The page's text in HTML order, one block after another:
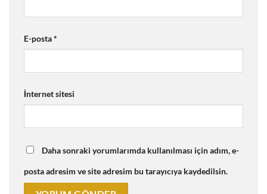
E-posta*
İnternet sitesi
Daha sonraki yorumlarımda kullanılması için adım, e-
posta adresim ve site adresim bu tarayıcıya kaydedilsin.